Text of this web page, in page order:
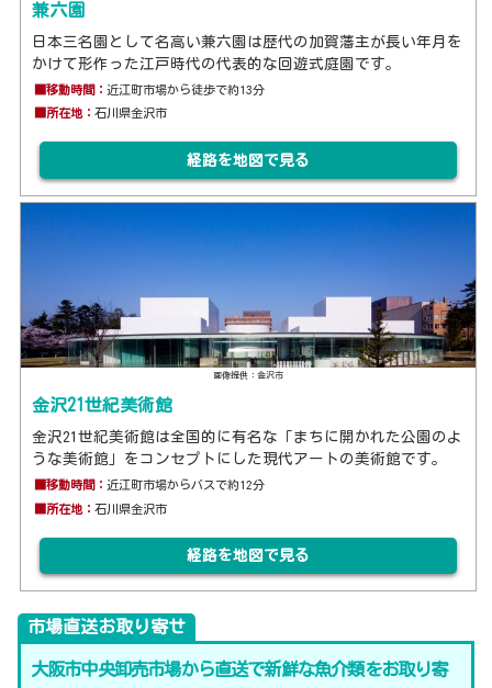
兼六園
日本三名園として名高い兼六園は歴代の加賀藩主が長い年月を
かけて形作った江戸時代の代表的な回遊式庭園です。
■移動時間：近江町市場から徒歩で約13分
■所在地：石川県金沢市
経路を地図で見る
画像提供：金沢市
金沢21世紀美術館
金沢21世紀美術館は全国的に有名な「まちに開かれた公園のよ
うな美術館」をコンセプトにした現代アートの美術館です。
■移動時間：近江町市場からバスで約12分
■所在地：石川県金沢市
経路を地図で見る
市場直送お取り寄せ
大阪市中央卸売市場から直送で新鮮な魚介類をお取り寄